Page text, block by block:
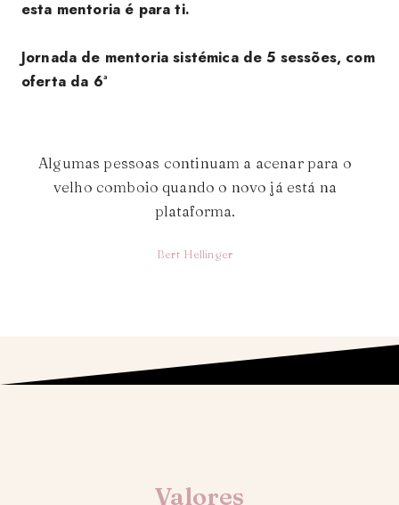
esta mentoria é para ti.
Jornada de mentoria sistémica de 5 sessões, com
oferta da 6ª
Algumas pessoas continuam a acenar para o
velho comboio quando o novo já está na
plataforma.
Bert Hellinger
Valores